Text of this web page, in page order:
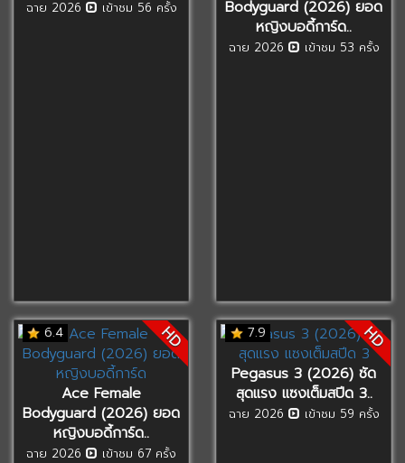
ฉาย 2026 เข้าชม 56 ครั้ง
Bodyguard (2026) ยอด
หญิงบอดี้การ์ด..
ฉาย 2026 เข้าชม 53 ครั้ง
6.4 HD
Ace Female
Bodyguard (2026) ยอด
หญิงบอดี้การ์ด..
ฉาย 2026 เข้าชม 67 ครั้ง
7.9 HD
Pegasus 3 (2026) ซัด
สุดแรง แซงเต็มสปีด 3..
ฉาย 2026 เข้าชม 59 ครั้ง